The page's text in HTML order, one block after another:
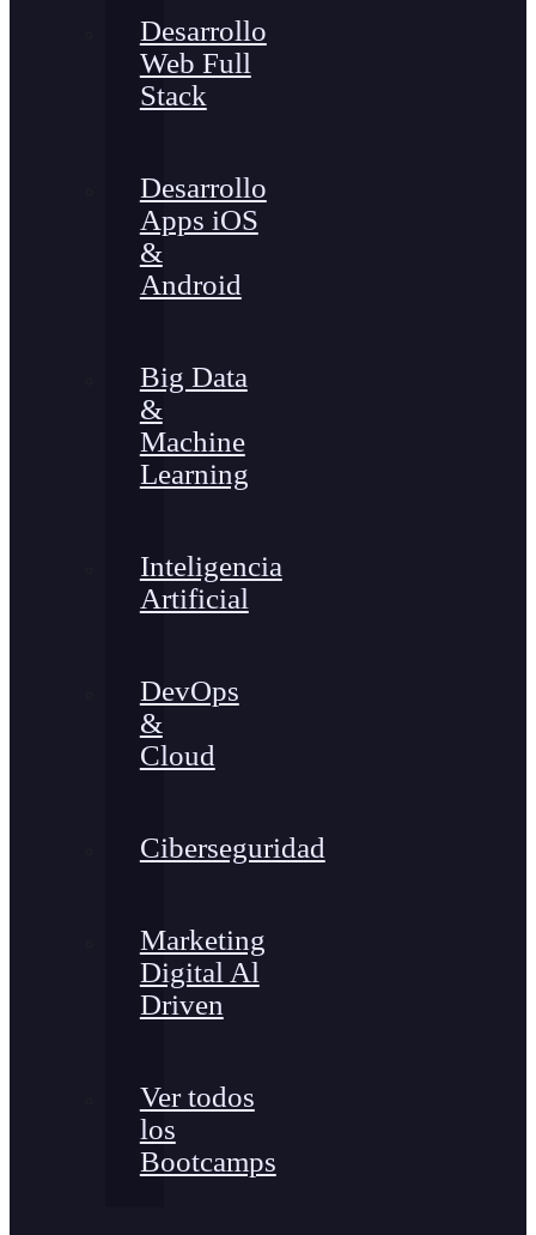
Desarrollo
Web Full
Stack
Desarrollo
Apps iOS
&
Android
Big Data
&
Machine
Learning
Inteligencia
Artificial
DevOps
&
Cloud
Ciberseguridad
Marketing
Digital Al
Driven
Ver todos
los
Bootcamps